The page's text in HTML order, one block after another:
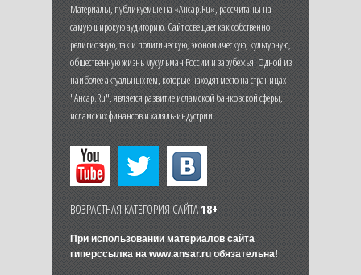
Материалы, публикуемые на «Ансар.Ru», рассчитаны на
самую широкую аудиторию. Сайт освещает как собственно
религиозную, так и политическую, экономическую, культурную,
общественную жизнь мусульман России и зарубежья. Одной из
наиболее актуальных тем, которые находят место на страницах
"Ансар.Ru", является развитие исламской банковской сферы,
исламских финансов и халяль-индустрии.
ВОЗРАСТНАЯ КАТЕГОРИЯ САЙТА18+
При использовании материалов сайта
гиперссылка на www.ansar.ruобязательна!